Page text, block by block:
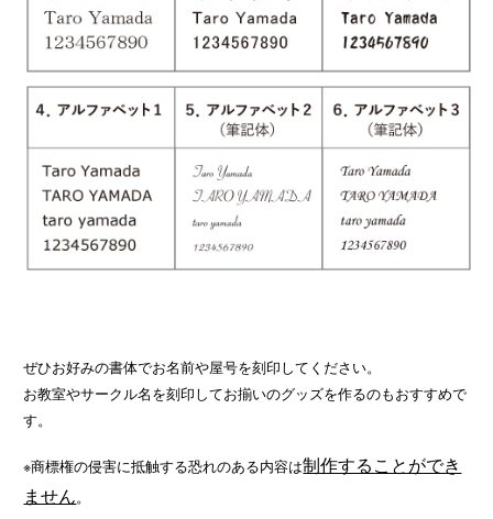
ぜひお好みの書体でお名前や屋号を刻印してください。
お教室やサークル名を刻印してお揃いのグッズを作るのもおすすめで
す。
※商標権の侵害に抵触する恐れのある内容は制作することができ
ません。